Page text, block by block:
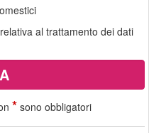
relativa al trattamento dei dati
*sono obbligatori